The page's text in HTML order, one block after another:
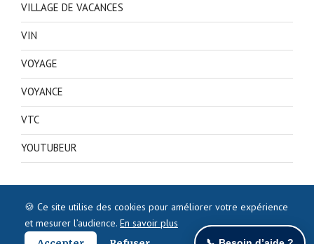
VILLAGE DE VACANCES
VIN
VOYAGE
VOYANCE
VTC
YOUTUBEUR
🍪 Ce site utilise des cookies pour améliorer votre expérience
et mesurer l’audience. En savoir plus